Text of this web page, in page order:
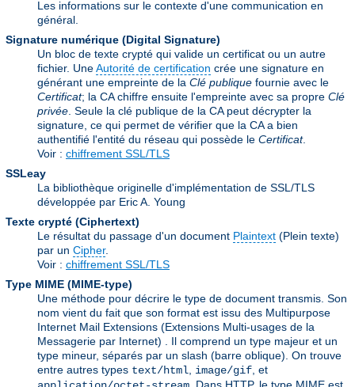
Les informations sur le contexte d'une communication en
général.
Signature numérique (Digital Signature)
Un bloc de texte crypté qui valide un certificat ou un autre
fichier. UneAutorité de certification crée une signature en
générant une empreinte de la Clé publique fournie avec le
Certificat; la CA chiffre ensuite l'empreinte avec sa propre Clé
privée . Seule la clé publique de la CA peut décrypter la
signature, ce qui permet de vérifier que la CA a bien
authentifié l'entité du réseau qui possède le Certificat.
Voir : chiffrement SSL/TLS
SSLeay
La bibliothèque originelle d'implémentation de SSL/TLS
développée par Eric A. Young
Texte crypté (Ciphertext)
Le résultat du passage d'un document Plaintext (Plein texte)
par un Cipher.
Voir : chiffrement SSL/TLS
Type MIME (MIME-type)
Une méthode pour décrire le type de document transmis. Son
nom vient du fait que son format est issu des Multipurpose
Internet Mail Extensions (Extensions Multi-usages de la
Messagerie par Internet) . Il comprend un type majeur et un
type mineur, séparés par un slash (barre oblique). On trouve
entre autres types text/html image/gif , et